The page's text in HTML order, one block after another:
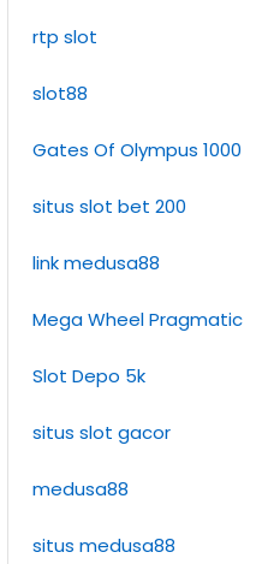
rtp slot
slot88
Gates Of Olympus 1000
situs slot bet 200
link medusa88
Mega Wheel Pragmatic
Slot Depo 5k
situs slot gacor
medusa88
situs medusa88